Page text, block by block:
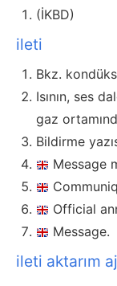
(İKBD)
ileti
Bkz.
Isının, ses
gaz
Bildirme
Message
Official
Message.
ileti aktarım